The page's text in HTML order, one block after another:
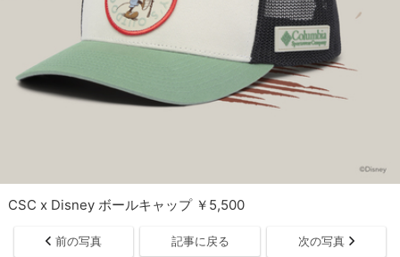
CSC x Disney ボールキャップ ￥5,500
前の写真 記事に戻る 次の写真